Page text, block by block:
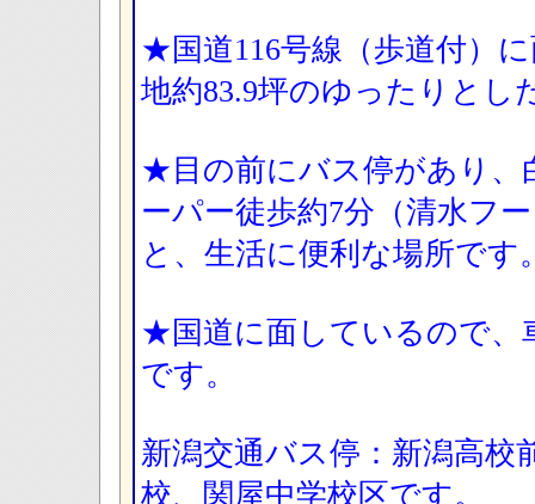
★国道116号線（歩道付）
地約83.9坪のゆったりとし
★目の前にバス停があり、
ーパー徒歩約7分（清水フ
と、生活に便利な場所です
★国道に面しているので、
です。
新潟交通バス停：新潟高
校、関屋中学校区です。